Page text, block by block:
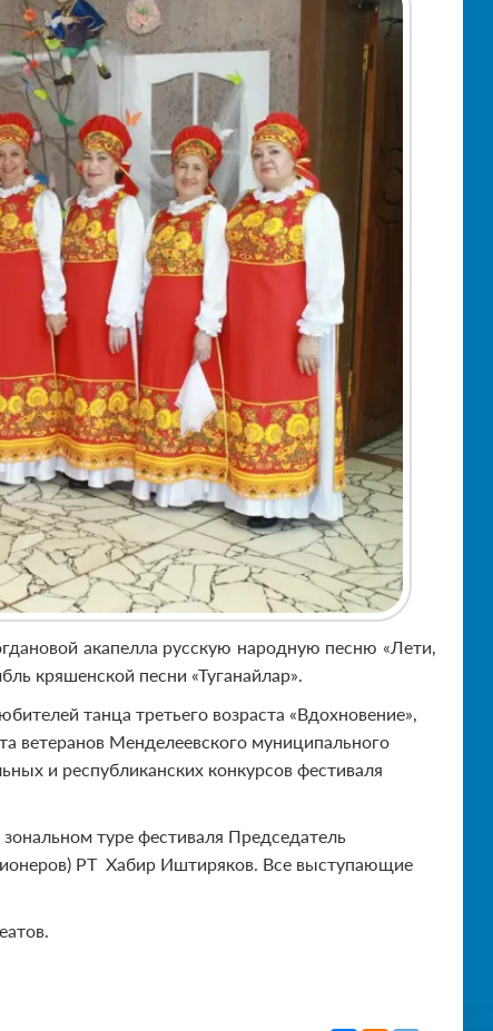
акапелла русскую народную песню «Лети,
кряшенской песни «Туганайлар».
танца третьего возраста «Вдохновение»,
ветеранов Менделеевского муниципального
и республиканских конкурсов фестиваля
туре фестиваля Председатель
РТ Хабир Иштиряков. Все выступающие